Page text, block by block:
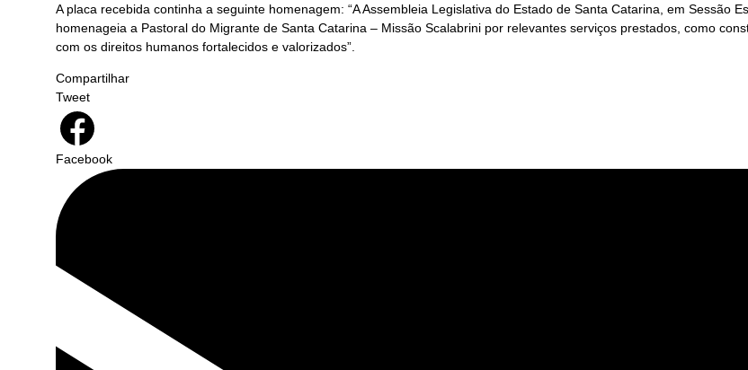
A placa recebida continha a seguinte homenagem: “A Assembleia Legislativa do Estado de Santa Catarina, em Sessão
homenageia a Pastoral do Migrante de Santa Catarina – Missão Scalabrini por relevantes serviços prestados, como
com os direitos humanos fortalecidos e valorizados”.
Compartilhar
Tweet
Facebook